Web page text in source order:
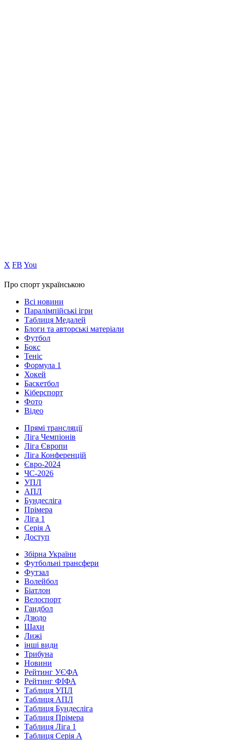
Х FB You
Про спорт українською
Всі новини
Паралімпійські ігри
Таблиця Медалей
Блоги та авторські матеріали
Футбол
Бокс
Теніс
Формула 1
Хокей
Баскетбол
Кіберспорт
Фото
Відео
Прямі трансляції
Ліга Чемпіонів
Ліга Європи
Ліга Конференцій
Євро-2024
ЧС-2026
УПЛ
АПЛ
Бундесліга
Прімера
Ліга 1
Серія А
Доступ
Збірна України
Футбольні трансфери
Футзал
Волейбол
Біатлон
Велоспорт
Гандбол
Дзюдо
Шахи
Лижі
інші види
Трибуна
Новини
Рейтинг УЄФА
Рейтинг ФІФА
Таблиця УПЛ
Таблиця АПЛ
Таблиця Бундесліга
Таблиця Прімера
Таблиця Ліга 1
Таблиця Серія А